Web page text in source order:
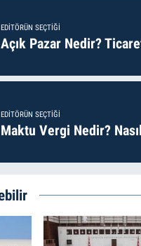
EDITÖRÜN SEÇTIĞI
Açık Pazar Nedir?
EDITÖRÜN SEÇTIĞI
Maktu Vergi Nedir?